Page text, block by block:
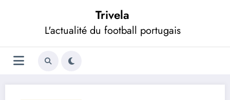
Trivela
L'actualité du football portugais